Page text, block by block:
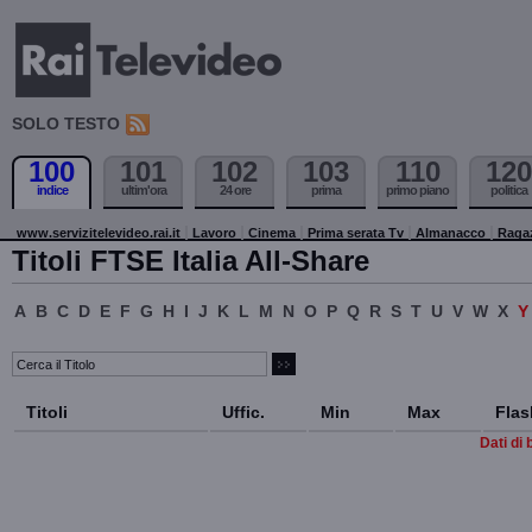
SOLO TESTO
100
indice
101
ultim'ora
102
24 ore
103
prima
110
primo piano
120
politica
www.servizitelevideo.rai.it Lavoro Cinema Prima serata Tv Almanacco
Titoli FTSE Italia All-Share
A B C D E F G H I J K L M N O P Q R S T U V W X Y
Titoli Uffic. Min Max
Dati di